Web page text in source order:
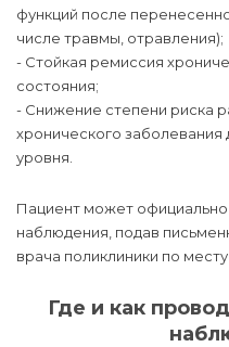
функций после
числе травмы, отравления);
- Стойкая ремиссия
состояния;
- Снижение степени риска
хронического заболевания
уровня.
Пациент может официально
наблюдения, подав
врача поликлиники по
Где и как